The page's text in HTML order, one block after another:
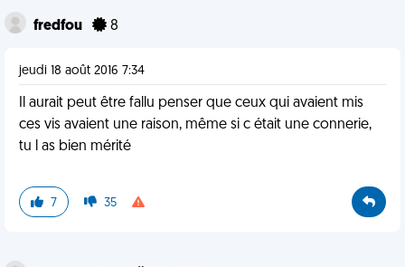
fredfou 8
jeudi 18 août 2016 7:34
Il aurait peut être fallu penser que ceux qui avaient mis
ces vis avaient une raison, même si c était une connerie,
tu l as bien mérité
7 35